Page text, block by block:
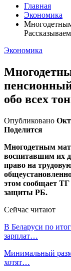
Главная
Экономика
Экономика
обо всех
Опубликовано Окт
Поделится
Многодетным
воспитавшим их
право на
этом сообщает ТГ
защиты РБ.
Сейчас читают
В Беларуси по
зарплат…
Минимальный
хотят…